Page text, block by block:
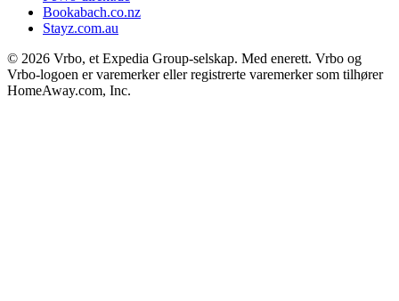
Bookabach.co.nz
Stayz.com.au
© 2026 Vrbo, et Expedia Group-selskap. Med enerett. Vrbo og
Vrbo-logoen er varemerker eller registrerte varemerker som tilhører
HomeAway.com, Inc.